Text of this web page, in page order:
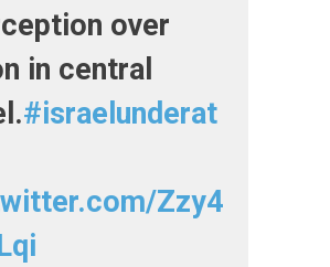
over
in central
#israelunderat
Zzy4